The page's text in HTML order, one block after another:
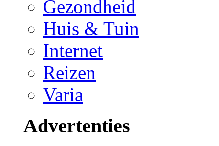
Gezondheid
Huis & Tuin
Internet
Reizen
Varia
Advertenties